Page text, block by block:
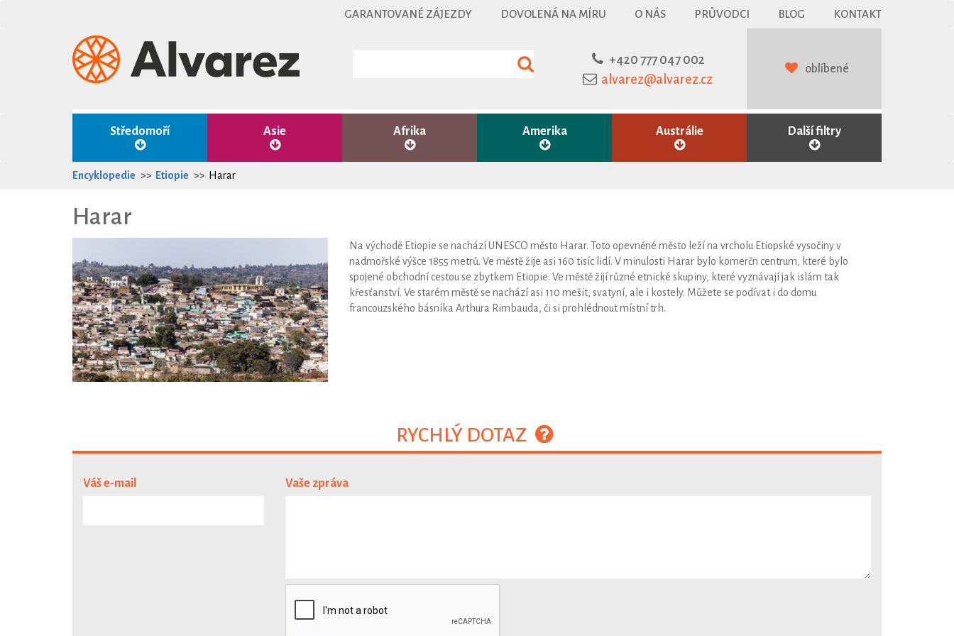
GARANTOVANÉ ZÁJEZDY DOVOLENÁ NA MÍRU O NÁS PRŮVODCI BLOG KONTAKT
+420 777 047 002
alvarez@alvarez.cz
oblíbené
Středomoří Asie Afrika Amerika Austrálie Další filtry
Encyklopedie Etiopie Harar
Harar
Na východě Etiopie se nachází UNESCO město Harar. Toto opevněné město leží na vrcholu Etiopské vysočiny v
nadmořské výšce 1855 metrů. Ve městě žije asi 160 tisíc lidí. V minulosti Harar bylo komerčn centrum, které bylo
spojené obchodní cestou se zbytkem Etiopie. Ve městě žijí různé etnické skupiny, které vyznávají jak islám tak
křesťanství. Ve starém městě se nachází asi 110 mešit, svatyní, ale i kostely. Můžete se podívat i do domu
francouzského básníka Arthura Rimbauda, či si prohlédnout místní trh.
RYCHLÝ DOTAZ
Váš e-mail Vaše zpráva